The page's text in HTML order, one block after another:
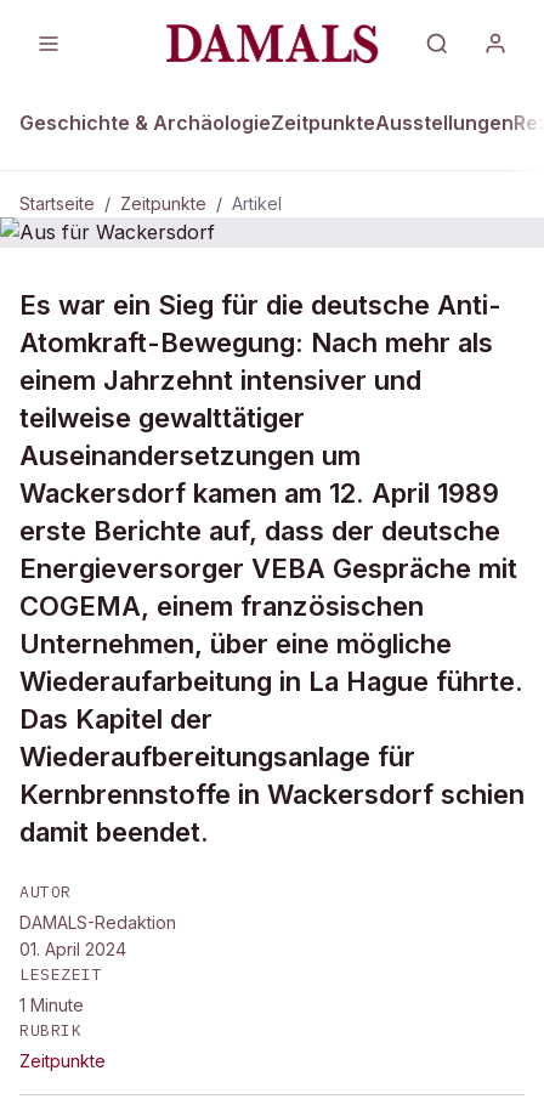
Geschichte & ArchäologieZeitpunkteAusstellungen
Startseite / Zeitpunkte / Artikel
Aus für Wackersdorf
Es war ein Sieg für die deutsche Anti-
Atomkraft-Bewegung: Nach mehr als
einem Jahrzehnt intensiver und
teilweise gewalttätiger
Auseinandersetzungen um
Wackersdorf kamen am 12. April 1989
erste Berichte auf, dass der deutsche
Energieversorger VEBA Gespräche mit
COGEMA, einem französischen
Unternehmen, über eine mögliche
Wiederaufarbeitung in La Hague führte.
Das Kapitel der
Wiederaufbereitungsanlage für
Kernbrennstoffe in Wackersdorf schien
damit beendet.
AUTOR
DAMALS-Redaktion
01. April 2024
LESEZEIT
1 Minute
RUBRIK
Zeitpunkte